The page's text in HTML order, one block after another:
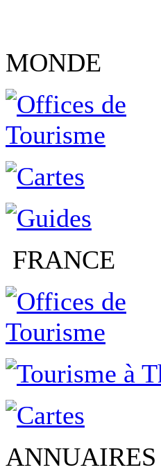
MONDE
FRANCE
ANNUAIRES